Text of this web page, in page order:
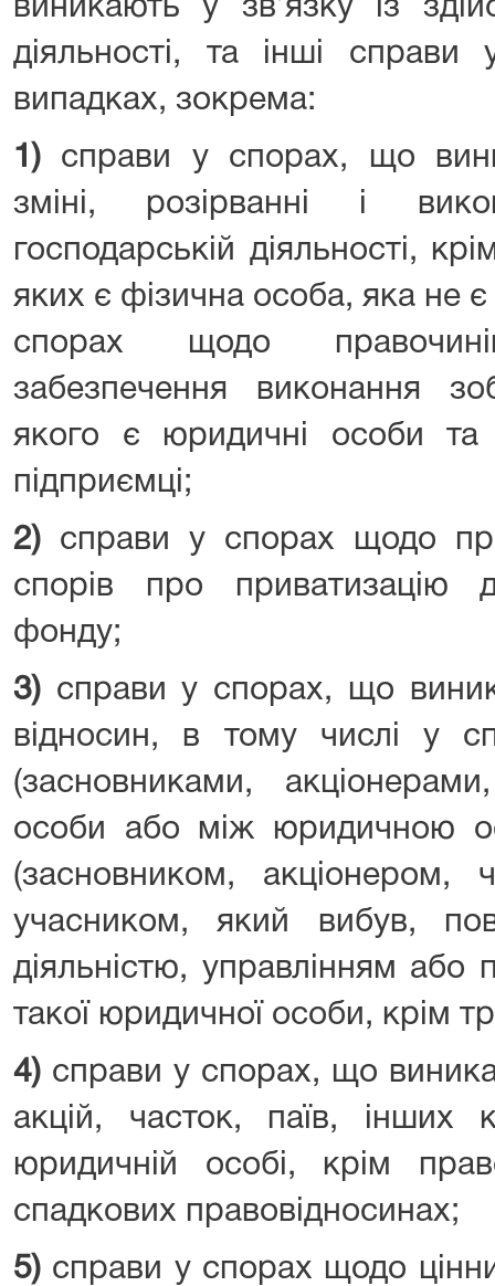
виникають у зв’язку із
діяльності, та інші
випадках, зокрема:
1) справи у спорах, що
зміні, розірванні і
господарській діяльності,
яких є фізична особа, яка не
спорах щодо
забезпечення виконання
якого є юридичні особи та
підприємці;
2) справи у спорах щодо
спорів про приватизацію
фонду;
3) справи у спорах, що
відносин, в тому числі у
(засновниками,
особи або між юридичною
(засновником, акціонером,
учасником, який вибув,
діяльністю, управлінням або
такої юридичної особи, крім
4) справи у спорах, що
акцій, часток, паїв, інших
юридичній особі, крім
спадкових правовідносинах;
5) справи у спорах щодо